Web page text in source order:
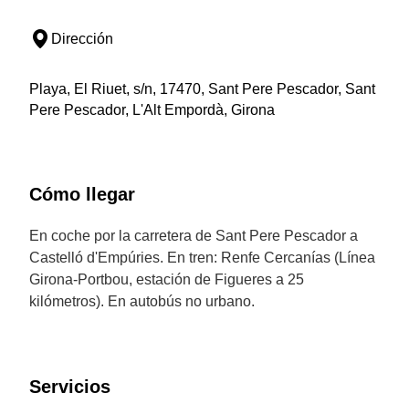
Dirección
Playa, El Riuet, s/n, 17470, Sant Pere Pescador, Sant
Pere Pescador, L'Alt Empordà, Girona
Cómo llegar
En coche por la carretera de Sant Pere Pescador a
Castelló d'Empúries. En tren: Renfe Cercanías (Línea
Girona-Portbou, estación de Figueres a 25
kilómetros). En autobús no urbano.
Servicios